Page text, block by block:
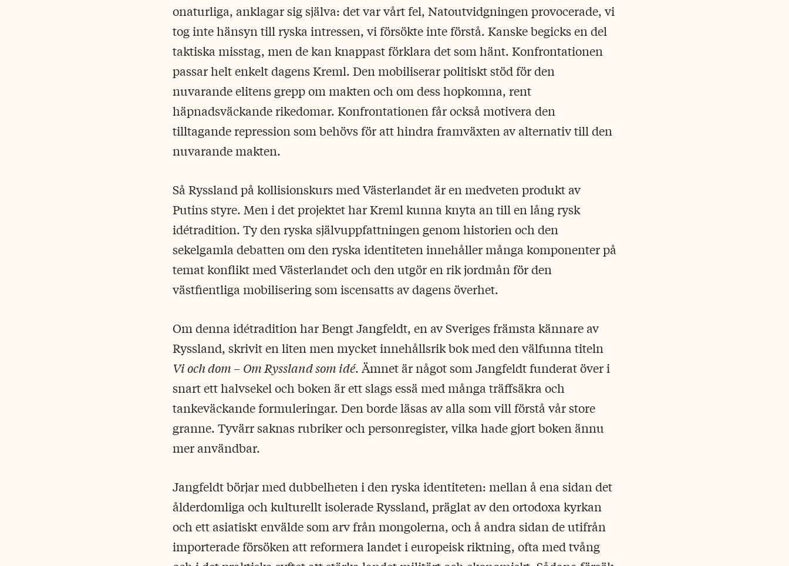
onaturliga, anklagar sig själva: det var vårt fel, Natoutvidgningen provocerade, vi
tog inte hänsyn till ryska intressen, vi försökte inte förstå. Kanske begicks en del
taktiska misstag, men de kan knappast förklara det som hänt. Konfrontationen
passar helt enkelt dagens Kreml. Den mobiliserar politiskt stöd för den
nuvarande elitens grepp om makten och om dess hopkomna, rent
häpnadsväckande rikedomar. Konfrontationen får också motivera den
tilltagande repression som behövs för att hindra framväxten av alternativ till den
nuvarande makten.
Så Ryssland på kollisionskurs med Västerlandet är en medveten produkt av
Putins styre. Men i det projektet har Kreml kunna knyta an till en lång rysk
idétradition. Ty den ryska självuppfattningen genom historien och den
sekelgamla debatten om den ryska identiteten innehåller många komponenter på
temat konflikt med Västerlandet och den utgör en rik jordmån för den
västfientliga mobilisering som iscensatts av dagens överhet.
Om denna idétradition har Bengt Jangfeldt, en av Sveriges främsta kännare av
Ryssland, skrivit en liten men mycket innehållsrik bok med den välfunna titeln
Vi och dom – Om Ryssland som idé. Ämnet är något som Jangfeldt funderat över i
snart ett halvsekel och boken är ett slags essä med många träffsäkra och
tankeväckande formuleringar. Den borde läsas av alla som vill förstå vår store
granne. Tyvärr saknas rubriker och personregister, vilka hade gjort boken ännu
mer användbar.
Jangfeldt börjar med dubbelheten i den ryska identiteten: mellan å ena sidan det
ålderdomliga och kulturellt isolerade Ryssland, präglat av den ortodoxa kyrkan
och ett asiatiskt envälde som arv från mongolerna, och å andra sidan de utifrån
importerade försöken att reformera landet i europeisk riktning, ofta med tvång